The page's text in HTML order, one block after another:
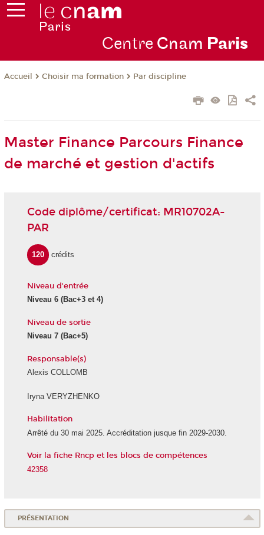
Centre Cnam Paris
Accueil Choisir ma formation Par discipline
Master Finance Parcours Finance
de marché et gestion d'actifs
Code diplôme/certificat: MR10702A-
PAR
120 crédits
Niveau d'entrée
Niveau 6(Bac+3 et 4)
Niveau de sortie
Niveau 7(Bac+5)
Responsable(s)
Alexis COLLOMB
Iryna VERYZHENKO
Habilitation
Arrêté du 30 mai 2025. Accréditation jusque fin 2029-2030.
Voir la fiche Rncp et les blocs de compétences
42358
PRÉSENTATION